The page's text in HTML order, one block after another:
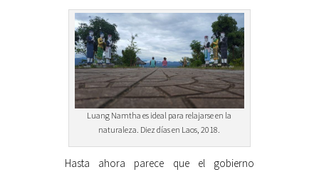
Luang Namtha es ideal para relajarse en la
naturaleza. Diez días en Laos, 2018.
Hasta ahora parece que el gobierno